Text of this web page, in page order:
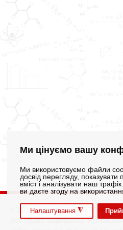
Ми цінуємо вашу
Ми використовуємо файли
досвід перегляду,
вміст і аналізувати наш
ви даєте згоду на
Налаштування ◮
© 2012-2026 ООО "ИН
Все права защищены.